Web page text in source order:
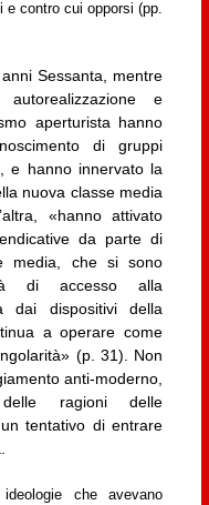
e contro cui opporsi (pp.
Sessanta, mentre
e
aperturista hanno
di gruppi
e hanno innervato la
nuova classe media
«hanno attivato
da parte di
media, che si sono
di accesso alla
dai dispositivi della
a operare come
(p. 31). Non
anti-moderno,
ragioni delle
tentativo di entrare
che avevano